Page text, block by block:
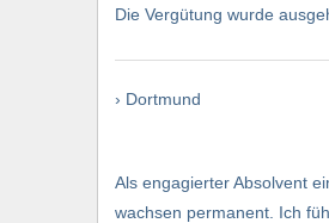
Die Vergütung wurde
› Dortmund
Als engagierter Absolvent
wachsen permanent. Ich